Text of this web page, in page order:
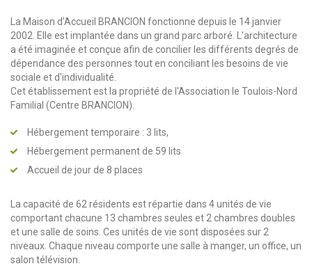
La Maison d’Accueil BRANCION fonctionne depuis le 14 janvier
2002. Elle est implantée dans un grand parc arboré. L'architecture
a été imaginée et conçue afin de concilier les différents degrés de
dépendance des personnes tout en conciliant les besoins de vie
sociale et d'individualité.
Cet établissement est la propriété de l'Association le Toulois-Nord
Familial (Centre BRANCION).
Hébergement temporaire : 3 lits,
Hébergement permanent de 59 lits
Accueil de jour de 8 places
La capacité de 62 résidents est répartie dans 4 unités de vie
comportant chacune 13 chambres seules et 2 chambres doubles
et une salle de soins. Ces unités de vie sont disposées sur 2
niveaux. Chaque niveau comporte une salle à manger, un office, un
salon télévision.